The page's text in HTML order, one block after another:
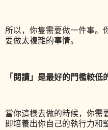
所以，你隻需要做一件事。
要做太複雜的事情。
「閱讀」是最好的門檻較低
當你這樣去做的時候，你需
即培養出你自己的執行力和